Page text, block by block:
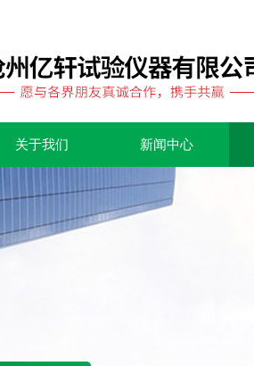
关于我们 新闻中心